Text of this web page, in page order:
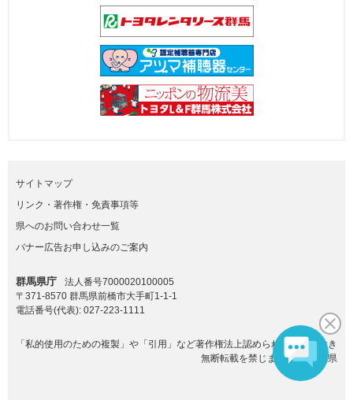
サイトマップ
リンク・著作権・免責事項等
県へのお問い合わせ一覧
バナー広告お申し込みのご案内
群馬県庁
法人番号7000020100005
〒371-8570 群馬県前橋市大手町1-1-1
電話番号(代表): 027-223-1111
「私的使用のための複製」や「引用」など著作権法上認められた場合を除き
無断転載を禁じます。(C)群馬県